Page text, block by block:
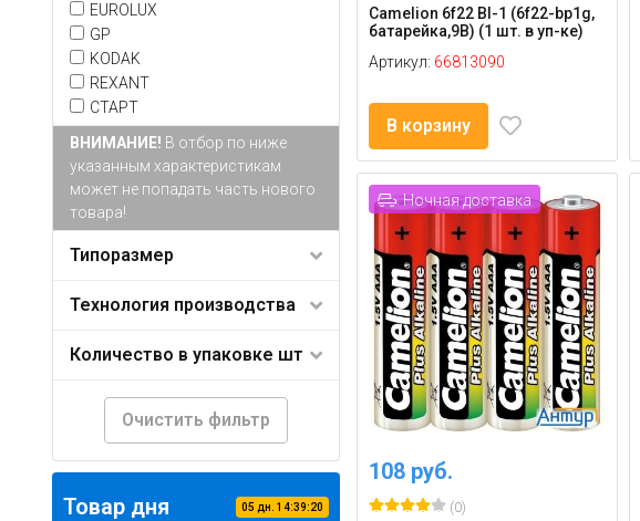
EUROLUX
GP
KODAK
REXANT
СТАРТ
ВНИМАНИЕ! В отбор по ниже
указанным характеристикам
может не попадать часть нового
товара!
Типоразмер
Технология производства
Количество в упаковке шт
Очистить фильтр
Товар дня 05 дн. 14:39:19
Camelion 6f22 Bl-1 (6f22-bp1g,
батарейка,9В) (1 шт. в уп-ке)
Артикул: 66813090
В корзину
Ночная доставка
108 руб.
(0)